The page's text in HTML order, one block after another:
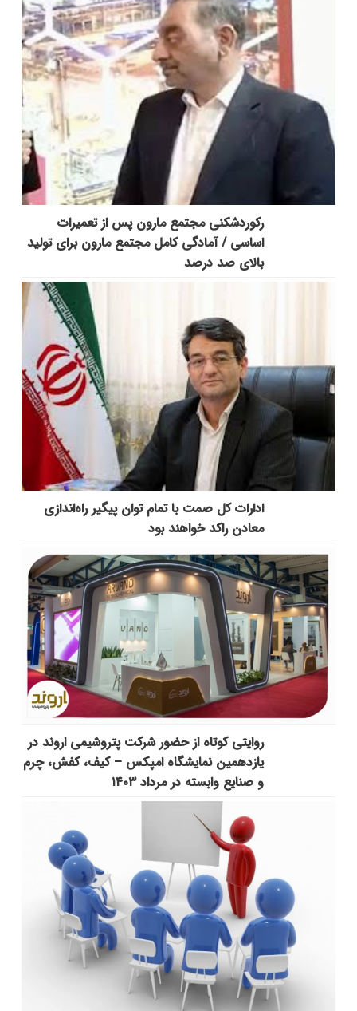
رکوردشکنی مجتمع مارون پس از تعمیرات
اساسی / آمادگی کامل مجتمع مارون برای تولید
بالای صد درصد
ادارات کل صمت با تمام توان پیگیر راه‌اندازی
معادن راکد خواهند بود
روایتی کوتاه از حضور شرکت پتروشیمی اروند در
یازدهمین نمایشگاه امپکس‌ – کیف، کفش، چرم
و صنایع وابسته در مرداد ۱۴۰۳